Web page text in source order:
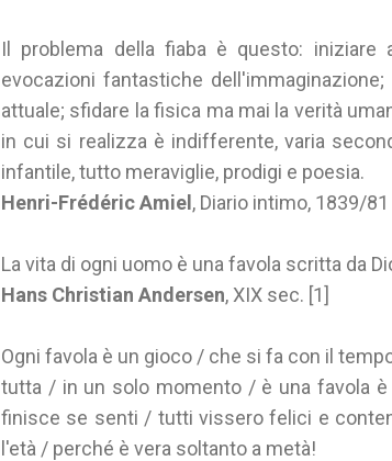
Il problema della fiaba è questo: iniziare
evocazioni fantastiche
attuale; sfidare la fisica ma mai la verità
in cui si realizza è indifferente, varia
infantile, tutto meraviglie, prodigi e poesia.
Henri-Frédéric Amiel , Diario intimo, 1839/
La vita di ogni uomo è una favola scritta da
Hans Christian Andersen, XIX sec. [1]
Ogni favola è un gioco / che si fa con il
tutta / in un solo momento / è una favola
finisce se senti / tutti vissero felici e
l'età / perché è vera soltanto a metà!